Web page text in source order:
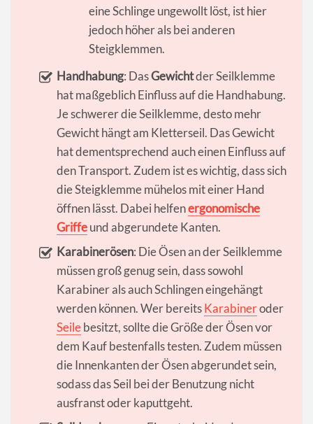
eine Schlinge ungewollt löst, ist hier
jedoch höher als bei anderen
Steigklemmen.
Handhabung: DasGewichtder Seilklemme
hat maßgeblich Einfluss auf die Handhabung.
Je schwerer die Seilklemme, desto mehr
Gewicht hängt am Kletterseil. Das Gewicht
hat dementsprechend auch einen Einfluss auf
den Transport. Zudem ist es wichtig, dass sich
die Steigklemme mühelos mit einer Hand
öffnen lässt. Dabei helfenergonomische
Griffeund abgerundete Kanten.
Karabinerösen: Die Ösen an der Seilklemme
müssen groß genug sein, dass sowohl
Karabiner als auch Schlingen eingehängt
werden können. Wer bereitsKarabineroder
Seilebesitzt, sollte die Größe der Ösen vor
dem Kauf bestenfalls testen. Zudem müssen
die Innenkanten der Ösen abgerundet sein,
sodass das Seil bei der Benutzung nicht
ausfranst oder kaputtgeht.